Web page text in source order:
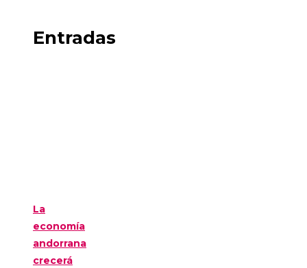
Entradas
La
economía
andorrana
crecerá